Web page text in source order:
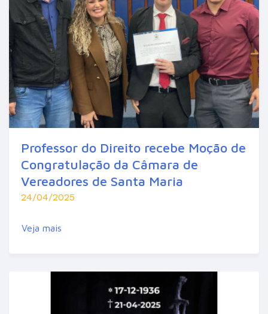
Professor do Direito recebe Moção de
Congratulação da Câmara de
Vereadores de Santa Maria
24/04/2025
Veja mais